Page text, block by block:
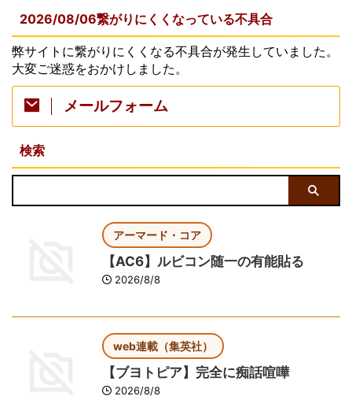
2026/08/06繋がりにくくなっている不具合
弊サイトに繋がりにくくなる不具合が発生していました。
大変ご迷惑をおかけしました。
メールフォーム
検索
アーマード・コア
【AC6】ルビコン随一の有能貼る
2026/8/8
web連載（集英社）
【ブヨトピア】完全に痴話喧嘩
2026/8/8